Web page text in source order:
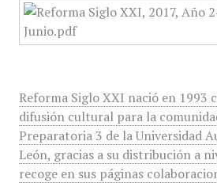
Reforma Siglo XXI nació en 1993
difusión cultural para la
Preparatoria 3 de la Universidad
León, gracias a su distribución a
recoge en sus páginas